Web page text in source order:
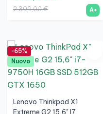
2.399,00 € A+
-65%
Nuovo
Lenovo Thinkpad X1
Extreme G2 15,6" I7